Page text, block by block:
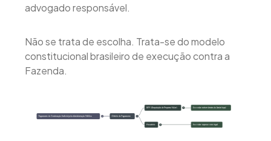
advogado responsável.
Não se trata de escolha. Trata-se do modelo
constitucional brasileiro de execução contra a
Fazenda.